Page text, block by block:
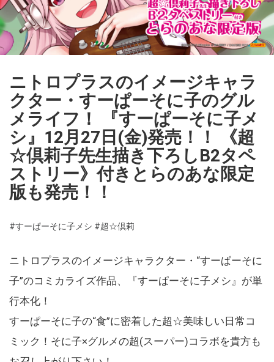
ニトロプラスのイメージキャラ
クター・すーぱーそに子のグル
メライフ！ 『すーぱーそに子メ
シ』12月27日(金)発売！！ 《超
☆倶莉子先生描き下ろしB2タペ
ストリー》付きとらのあな限定
版も発売！！
#すーぱーそに子メシ #超☆倶莉
ニトロプラスのイメージキャラクター・“すーぱーそに
子”のコミカライズ作品、『すーぱーそに子メシ』が単
行本化！
すーぱーそに子の“食”に密着した超☆美味しい日常コ
ミック！そに子×グルメの超(スーパー)コラボを貴方も